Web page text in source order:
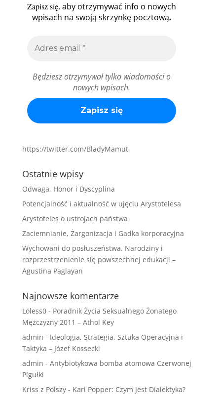
Zapisz się, aby otrzymywać info o nowych
wpisach na swoją skrzynkę pocztową.
Będziesz otrzymywał tylko wiadomości o
nowych wpisach.
https://twitter.com/BladyMamut
Ostatnie wpisy
Odwaga, Honor i Dyscyplina
Potencjalność i aktualność w ujęciu Arystotelesa
Arystoteles o ustrojach państwa
Zaciemnianie, Żargonizacja i Gadka korporacyjna
Wychowani do posłuszeństwa. Narodziny i
rozprzestrzenienie się powszechnej edukacji –
Agustina Paglayan
Najnowsze komentarze
Loless0- Poradnik Życia Seksualnego Żonatego
Mężczyzny 2011 – Athol Key
admin - Ideologia, Strategia, Sztuka Operacyjna i
Taktyka – Józef Kossecki
admin - Antybiotykowa bomba atomowa Czerwonej
Pigułki
Kriss z Polszy- Karl Popper: Czym Jest Dialektyka?